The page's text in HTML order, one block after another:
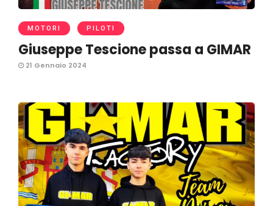
MOTORI PILOTI
Giuseppe Tescione passa a GIMAR
21 Gennaio 2024